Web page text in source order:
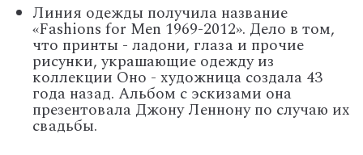
Линия одежды получила название
«Fashions for Men 1969-2012». Дело в том,
что принты - ладони, глаза и прочие
рисунки, украшающие одежду из
коллекции Оно - художница создала 43
года назад. Альбом с эскизами она
презентовала Джону Леннону по случаю их
свадьбы.